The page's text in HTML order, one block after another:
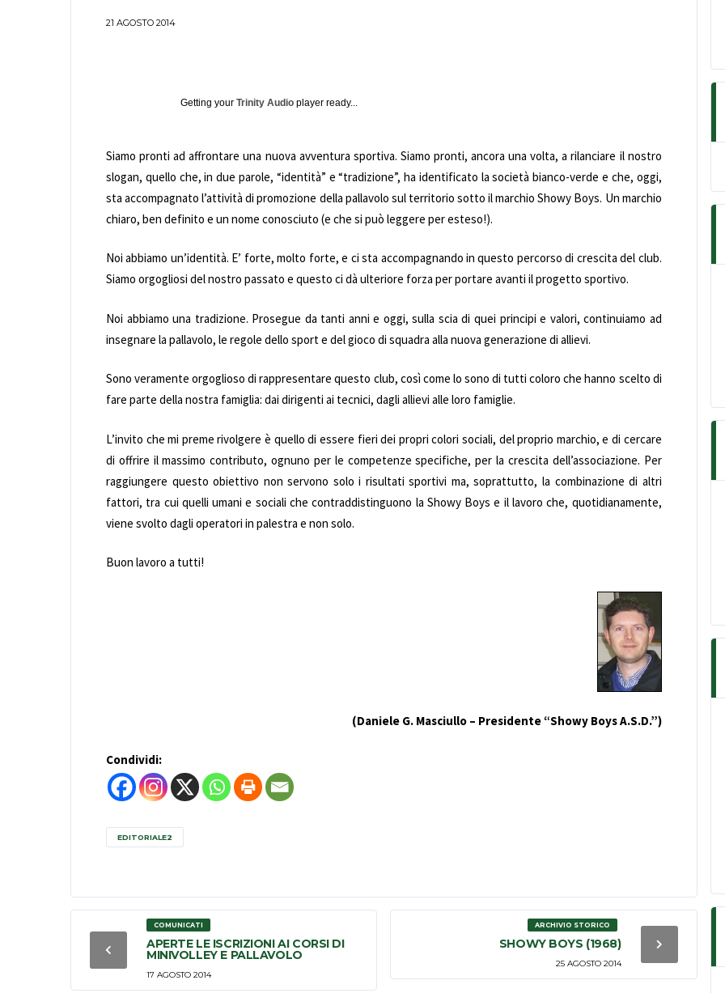
21 AGOSTO 2014
Getting your Trinity Audio player ready...
Siamo pronti ad affrontare una nuova avventura sportiva. Siamo pronti, ancora una volta, a rilanciare il nostro
slogan, quello che, in due parole, “identità” e “tradizione”, ha identificato la società bianco-verde e che, oggi,
sta accompagnato l’attività di promozione della pallavolo sul territorio sotto il marchio Showy Boys. Un marchio
chiaro, ben definito e un nome conosciuto (e che si può leggere per esteso!).
Noi abbiamo un’identità. E’ forte, molto forte, e ci sta accompagnando in questo percorso di crescita del club.
Siamo orgogliosi del nostro passato e questo ci dà ulteriore forza per portare avanti il progetto sportivo.
Noi abbiamo una tradizione. Prosegue da tanti anni e oggi, sulla scia di quei principi e valori, continuiamo ad
insegnare la pallavolo, le regole dello sport e del gioco di squadra alla nuova generazione di allievi.
Sono veramente orgoglioso di rappresentare questo club, così come lo sono di tutti coloro che hanno scelto di
fare parte della nostra famiglia: dai dirigenti ai tecnici, dagli allievi alle loro famiglie.
L’invito che mi preme rivolgere è quello di essere fieri dei propri colori sociali, del proprio marchio, e di cercare
di offrire il massimo contributo, ognuno per le competenze specifiche, per la crescita dell’associazione. Per
raggiungere questo obiettivo non servono solo i risultati sportivi ma, soprattutto, la combinazione di altri
fattori, tra cui quelli umani e sociali che contraddistinguono la Showy Boys e il lavoro che, quotidianamente,
viene svolto dagli operatori in palestra e non solo.
Buon lavoro a tutti!
(Daniele G. Masciullo – Presidente “Showy Boys A.S.D.”)
Condividi:
EDITORIALE2
COMUNICATI
APERTE LE ISCRIZIONI AI CORSI DI
MINIVOLLEY E PALLAVOLO
17 AGOSTO 2014
ARCHIVIO STORICO
SHOWY BOYS (1968)
25 AGOSTO 2014